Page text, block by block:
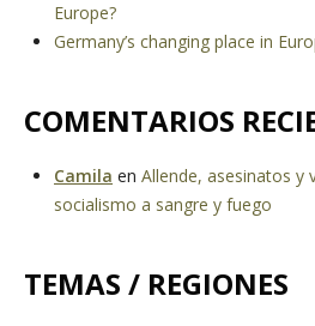
Europe?
Germany’s changing place in
COMENTARIOS
Camila en Allende, asesinatos y
socialismo a sangre y fuego
TEMAS / REGIONES